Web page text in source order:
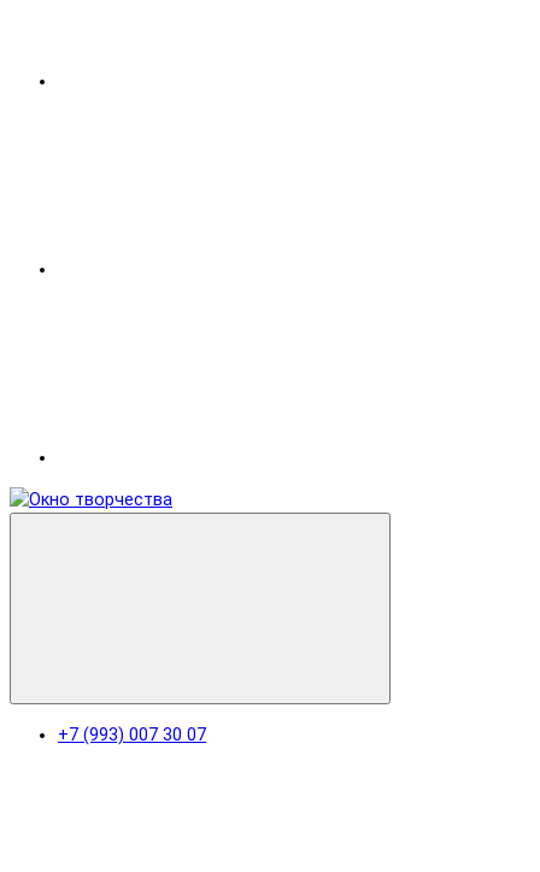
+7 (993) 007 30 07